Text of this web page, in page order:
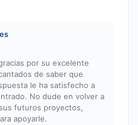
por su excelente
de saber que
le ha satisfecho a
No dude en volver a
futuros proyectos,
apoyarle.